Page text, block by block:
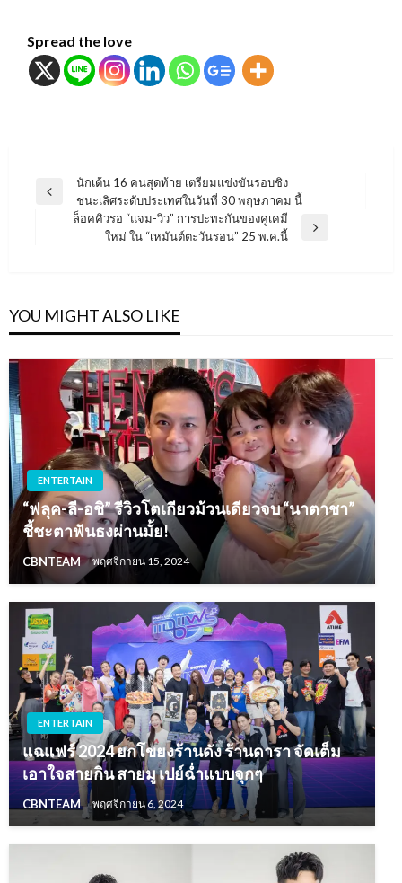
Spread the love
แนะแนว
Previous
นักเต้น 16 คนสุดท้าย เตรียมแข่งขันรอบชิง
ชนะเลิศระดับประเทศในวันที่ 30 พฤษภาคม นี้
ล็อคคิวรอ “แจม-วิว” การปะทะกันของคู่เคมี
ใหม่ ใน “เหมันต์ตะวันรอน” 25 พ.ค.นี้
YOU MIGHT ALSO LIKE
ENTERTAIN
“ฟลุค-ลี-อชิ” รีวิวโตเกียวม้วนเดียวจบ “นาตาชา”
ชี้ชะตาฟันธงผ่านมั้ย!
CBNTEAM พฤศจิกายน 15, 2024
ENTERTAIN
แฉแฟร์ 2024 ยกโขยงร้านดัง ร้านดารา จัดเต็ม
เอาใจสายกิน สายมู เปย์ฉ่ำแบบจุกๆ
CBNTEAM พฤศจิกายน 6, 2024